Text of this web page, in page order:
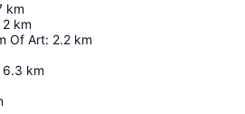
km
2 km
Of Art: 2.2 km
6.3 km